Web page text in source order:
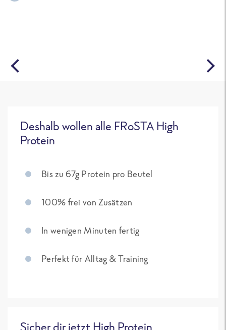
Deshalb wollen alle FRoSTA High
Protein
Bis zu 67g Protein pro Beutel
100% frei von Zusätzen
In wenigen Minuten fertig
Perfekt für Alltag & Training
Sicher dir jetzt High Protein